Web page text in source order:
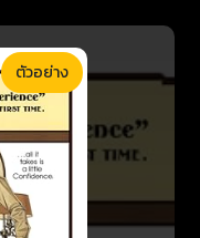
ตัวอย่าง